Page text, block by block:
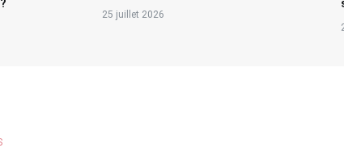
25 juillet 2026